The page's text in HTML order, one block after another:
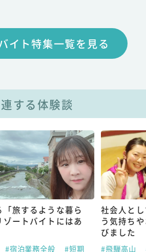
イト特集一覧を見る
する体験談
「旅するような暮ら
ゾートバイトにはあ
#宿泊業務全般
#短期
社会人と
う気持ち
びました
#飛騨高山